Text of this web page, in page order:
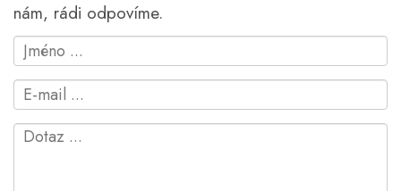
nám, rádi odpovíme.